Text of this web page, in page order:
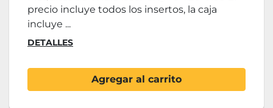
precio incluye todos los insertos, la caja
incluye ...
DETALLES
Agregar al carrito